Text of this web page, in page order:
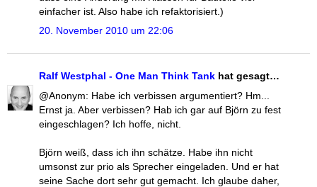
einfacher ist. Also habe ich refaktorisiert.)
20. November 2010 um 22:06
Ralf Westphal - One Man Think Tank hat gesagt…
@Anonym: Habe ich verbissen argumentiert? Hm...
Ernst ja. Aber verbissen? Hab ich gar auf Björn zu fest
eingeschlagen? Ich hoffe, nicht.
Björn weiß, dass ich ihn schätze. Habe ihn nicht
umsonst zur prio als Sprecher eingeladen. Und er hat
seine Sache dort sehr gut gemacht. Ich glaube daher,